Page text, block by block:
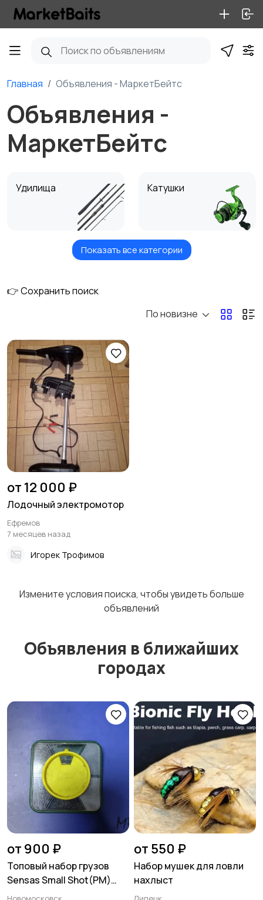
Главная Объявления - МаркетБейтс
Объявления -
МаркетБейтс
Удилища Катушки
Шнуры и лески
Экипировка
Приманки
Обувь и сапоги
Фонари Тубусы и чехлы
Забродная амуниция
Очки и футляры Товары для кемпинга
Лодки Моторы
Показать все категории
👉 Сохранить поиск
По новизне
от 12 000 ₽
Лодочный электромотор
Ефремов
7 месяцев назад
Игорек Трофимов
Измените условия поиска, чтобы увидеть больше
объявлений
Объявления в ближайших
городах
от 900 ₽
Топовый набор грузов
Sensas Small Shot(PM)
Франция
от 550 ₽
Набор мушек для ловли
нахлыст